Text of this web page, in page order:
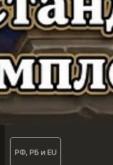
РФ, РБ и EU